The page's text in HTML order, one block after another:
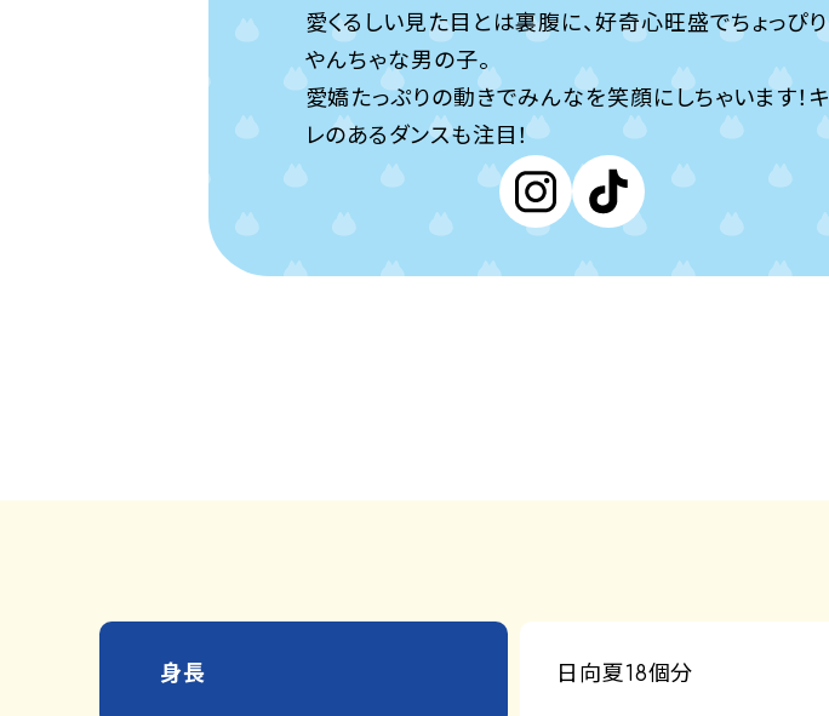
愛くるしい見た目とは裏腹に、好奇心旺盛でちょっぴり
やんちゃな男の子。
愛嬌たっぷりの動きでみんなを笑顔にしちゃいます！キ
レのあるダンスも注目！
身長 日向夏18個分